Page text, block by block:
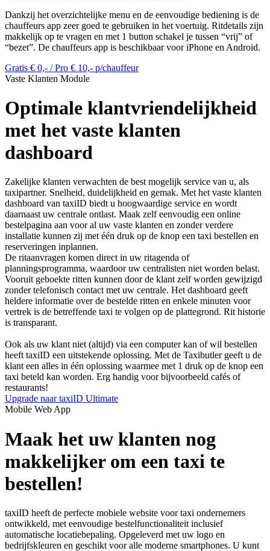
Dankzij het overzichtelijke menu en de eenvoudige bediening is de
chauffeurs app zeer goed te gebruiken in het voertuig. Ritdetails zijn
makkelijk op te vragen en met 1 button schakel je tussen “vrij” of
“bezet”. De chauffeurs app is beschikbaar voor iPhone en Android.
Gratis € 0,- / Pro € 10,- p/chauffeur
Vaste Klanten Module
Optimale klantvriendelijkheid
met het vaste klanten
dashboard
Zakelijke klanten verwachten de best mogelijk service van u, als
taxipartner. Snelheid, duidelijkheid en gemak. Met het vaste klanten
dashboard van taxiID biedt u hoogwaardige service en wordt
daarnaast uw centrale ontlast. Maak zelf eenvoudig een online
bestelpagina aan voor al uw vaste klanten en zonder verdere
installatie kunnen zij met één druk op de knop een taxi bestellen en
reserveringen inplannen.
De ritaanvragen komen direct in uw ritagenda of
planningsprogramma, waardoor uw centralisten niet worden belast.
Vooruit geboekte ritten kunnen door de klant zelf worden gewijzigd
zonder telefonisch contact met uw centrale. Het dashboard geeft
heldere informatie over de bestelde ritten en enkele minuten voor
vertrek is de betreffende taxi te volgen op de plattegrond. Rit historie
is transparant.
Ook als uw klant niet (altijd) via een computer kan of wil bestellen
heeft taxiID een uitstekende oplossing. Met de Taxibutler geeft u de
klant een alles in één oplossing waarmee met 1 druk op de knop een
taxi beteld kan worden. Erg handig voor bijvoorbeeld cafés of
restaurants!
Upgrade naar taxiID Ultimate
Mobile Web App
Maak het uw klanten nog
makkelijker om een taxi te
bestellen!
taxiID heeft de perfecte mobiele website voor taxi ondernemers
ontwikkeld, met eenvoudige bestelfunctionaliteit inclusief
automatische locatiebepaling. Opgeleverd met uw logo en
bedrijfskleuren en geschikt voor alle moderne smartphones. U kunt